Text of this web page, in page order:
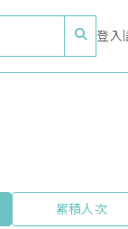
登入
累積人次